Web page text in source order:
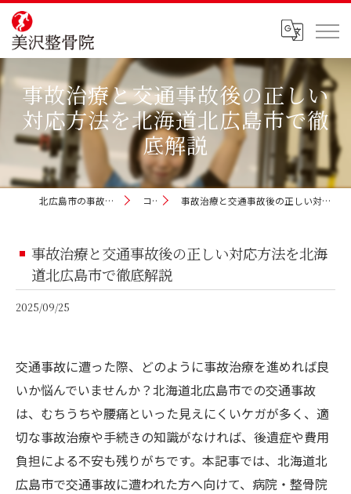
事故治療と交通事故後の正しい
対応方法を北海道北広島市で徹
底解説
北広島市の事故治療なら美沢整骨院 コラム 事故治療と交通事故後の正しい対応方法を北海道北広島市で徹底解説
事故治療と交通事故後の正しい対応方法を北海
道北広島市で徹底解説
2025/09/25
交通事故に遭った際、どのように事故治療を進めれば良
いか悩んでいませんか？北海道北広島市での交通事故
は、むちうちや腰痛といった見えにくいケガが多く、適
切な事故治療や手続きの知識がなければ、後遺症や費用
負担による不安も残りがちです。本記事では、北海道北
広島市で交通事故に遭われた方へ向けて、病院・整骨院